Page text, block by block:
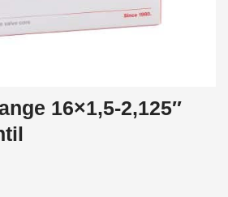
16×1,5-2,125″